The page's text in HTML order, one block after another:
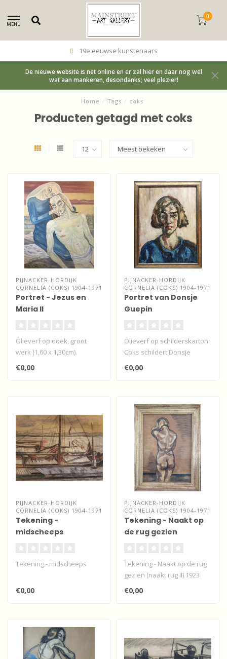
MENU
0
19e eeuwse kunstenaars
De nieuwe website is net online en er zal hier en daar nog wel
wat aan mankeren, desondanks; veel plezier!
Home / Tags / coks
Producten getagd met coks
PIJNACKER-HORDIJK
CORNELIA (COKS) 1904-1971
Portret - Jezus en
Maria II
Olieverf op doek, groot
werk (1,60 x 1,30cm).
Bijgaande de voorstudies...
€0,00
PIJNACKER-HORDIJK
CORNELIA (COKS) 1904-1971
Portret van Donsje
Guepin
Olieverf op schilderskarton.
Coks schildert Donsje
Guepin. Dit werk hangt
vanaf ..
€0,00
PIJNACKER-HORDIJK
CORNELIA (COKS) 1904-1971
Tekening -
midscheeps
Tekening - midscheeps
€0,00
PIJNACKER-HORDIJK
CORNELIA (COKS) 1904-1971
Tekening - Naakt op
de rug gezien
Tekening - Naakt op de rug
gezien (naakt rug II) 1923
€0,00